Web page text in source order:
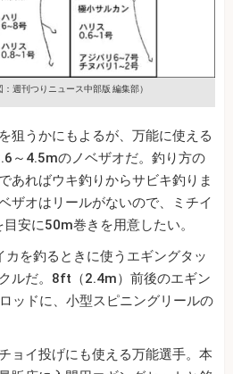
：週刊つりニュース中部版 編集部）
狙うかにもよるが、万能に使える
～4.5mのノベザオだ。釣り方の
あればウキ釣りからサビキ釣りま
ザオはリールがないので、ミチイ
安に50m巻きを用意したい。
カを釣るときに使うエギングタッ
ルだ。8ft（2.4m）前後のエギン
ッドに、小型スピニングリールの
ョイ投げにも使える万能選手。本